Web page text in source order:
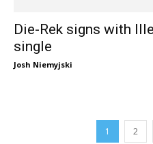
Die-Rek signs with
single
Josh Niemyjski
1 2